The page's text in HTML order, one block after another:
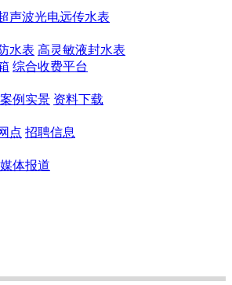
声波光电远传水表
水表 高灵敏液封水表
综合收费平台
案例实景 资料下载
点 招聘信息
媒体报道